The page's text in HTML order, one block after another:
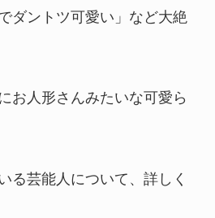
ダントツ可愛い」など大絶
お人形さんみたいな可愛ら
る芸能人について、詳しく